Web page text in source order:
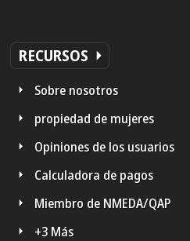
RECURSOS
Sobre nosotros
propiedad de mujeres
Opiniones de los usuarios
Calculadora de pagos
Miembro de NMEDA/QAP
+3 Más